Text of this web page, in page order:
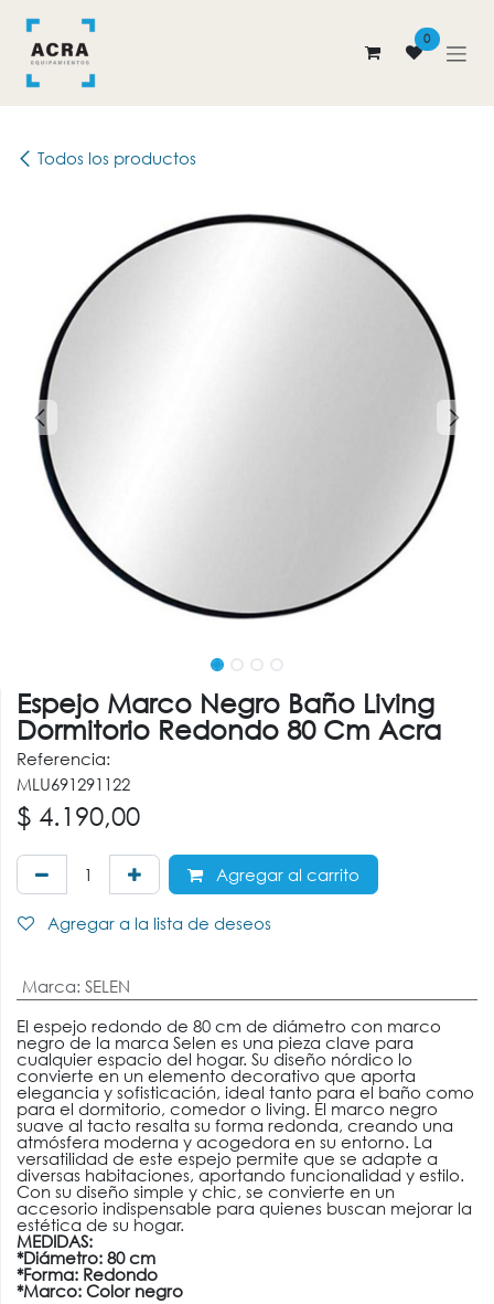
0
Todos los productos
Espejo Marco Negro Baño Living
Dormitorio Redondo 80 Cm Acra
Referencia:
MLU691291122
$ 4.190,00
Agregar al carrito
Agregar a la lista de deseos
Marca: SELEN
El espejo redondo de 80 cm de diámetro con marco
negro de la marca Selen es una pieza clave para
cualquier espacio del hogar. Su diseño nórdico lo
convierte en un elemento decorativo que aporta
elegancia y sofisticación, ideal tanto para el baño como
para el dormitorio, comedor o living. El marco negro
suave al tacto resalta su forma redonda, creando una
atmósfera moderna y acogedora en su entorno. La
versatilidad de este espejo permite que se adapte a
diversas habitaciones, aportando funcionalidad y estilo.
Con su diseño simple y chic, se convierte en un
accesorio indispensable para quienes buscan mejorar la
estética de su hogar.
MEDIDAS:
*Diámetro: 80 cm
*Forma: Redondo
*Marco: Color negro